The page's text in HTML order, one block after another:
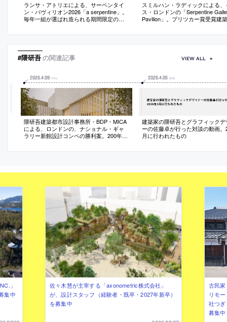
ランサ・アトリエによる、サーペンタイ
ン・パヴィリオン2026「a serpentine」。
毎年一組が選ばれ造られる期間限定の建
姿勢に基づき、周辺の建物や伝統的な蛇
築を考案。壁の意味も再考して“透過性”を
付与する
スミルハン・ラディックによる、
ス・ロンドンの「Serpentine
Pavilion」。プリツカー賞受賞建
面・地面が“意図的な均衡”の中に
と石のパヴィリオンは古代的であ
#隈研吾の関連記事
2026.4.09 THU
隈研吾建築都市設計事務所・BDP・MICA
による、ロンドンの、ナショナル・ギャ
ラリー新館設計コンペの勝利案。200年以
市の重要な二つの広場の間にある敷地に
2026.4.05 SUN
建築家の隈研吾とグラフィックデ
ーの佐藤卓が行った対談の動画。
月に行われたもの
VIEW ALL
」
集中
佐々木慧が主宰する「axonometric株式会社」
が、設計スタッフ（経験者・既卒・2027年新卒）
を募集中
古民
リモ
社つ
募集中